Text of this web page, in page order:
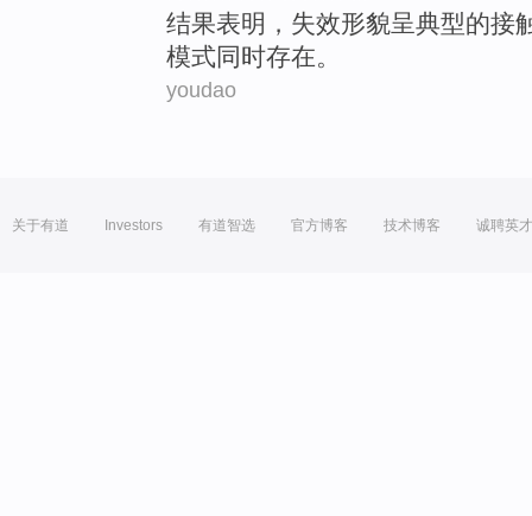
结果表明 ， 失效形貌呈典型的接
模式同时存在。
youdao
关于有道 Investors 有道智选 官方博客 技术博客 诚聘英才